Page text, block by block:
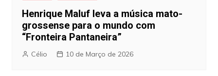
Henrique Maluf leva a música mato-
grossense para o mundo com
“Fronteira Pantaneira”
Célio 10 de Março de 2026